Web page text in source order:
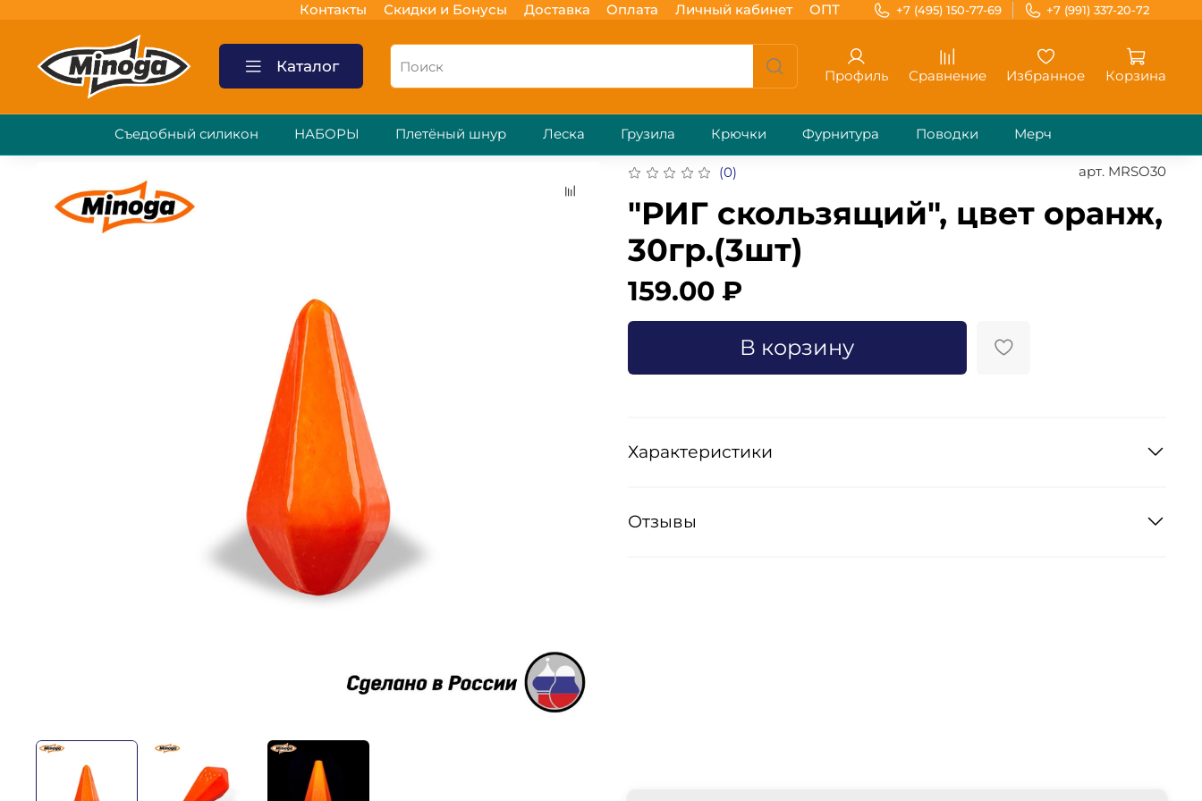
Контакты Скидки и Бонусы Доставка Оплата Личный кабинет ОПТ +7 (495) 150-77-69 +7 (991) 337-20-72
Каталог
Профиль Сравнение Избранное Корзина
Съедобный силикон НАБОРЫ Плетёный шнур Леска Грузила Крючки Фурнитура Поводки Мерч
(0) арт. MRSO30
"РИГ скользящий", цвет оранж,
30гр.(3шт)
159.00 ₽
В корзину
Характеристики
Отзывы